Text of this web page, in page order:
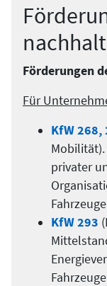
Förderungen
Für
KfW 268,
privater
KfW 293